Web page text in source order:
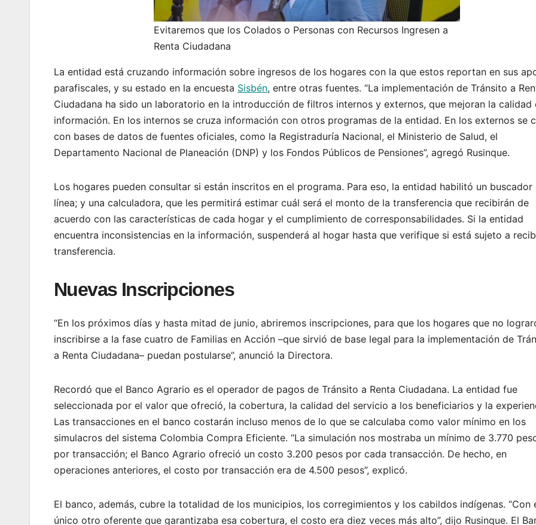
Evitaremos que los Colados o Personas con Recursos Ingresen a
Renta Ciudadana
La entidad está cruzando información sobre ingresos de los hogares con la que estos reportan en sus
parafiscales, y su estado en la encuesta Sisbén, entre otras fuentes. “La implementación de Tránsito a
Ciudadana ha sido un laboratorio en la introducción de filtros internos y externos, que mejoran la calidad
información. En los internos se cruza información con otros programas de la entidad. En los externos se
con bases de datos de fuentes oficiales, como la Registraduría Nacional, el Ministerio de Salud, el
Departamento Nacional de Planeación (DNP) y los Fondos Públicos de Pensiones”, agregó Rusinque.
Los hogares pueden consultar si están inscritos en el programa. Para eso, la entidad habilitó un buscador
línea; y una calculadora, que les permitirá estimar cuál será el monto de la transferencia que recibirán de
acuerdo con las características de cada hogar y el cumplimiento de corresponsabilidades. Si la entidad
encuentra inconsistencias en la información, suspenderá al hogar hasta que verifique si está sujeto a
transferencia.
Nuevas Inscripciones
“En los próximos días y hasta mitad de junio, abriremos inscripciones, para que los hogares que no
inscribirse a la fase cuatro de Familias en Acción –que sirvió de base legal para la implementación de
a Renta Ciudadana– puedan postularse”, anunció la Directora.
Recordó que el Banco Agrario es el operador de pagos de Tránsito a Renta Ciudadana. La entidad fue
seleccionada por el valor que ofreció, la cobertura, la calidad del servicio a los beneficiarios y la
Las transacciones en el banco costarán incluso menos de lo que se calculaba como valor mínimo en los
simulacros del sistema Colombia Compra Eficiente. “La simulación nos mostraba un mínimo de 3.770
por transacción; el Banco Agrario ofreció un costo 3.200 pesos por cada transacción. De hecho, en
operaciones anteriores, el costo por transacción era de 4.500 pesos”, explicó.
El banco, además, cubre la totalidad de los municipios, los corregimientos y los cabildos indígenas. “Con
único otro oferente que garantizaba esa cobertura, el costo era diez veces más alto”, dijo Rusinque. El